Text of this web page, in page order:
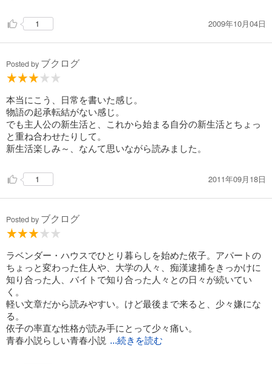
1 2009年10月04日
Posted by ブクログ
本当にこう、日常を書いた感じ。
物語の起承転結がない感じ。
でも主人公の新生活と、これから始まる自分の新生活とちょっ
と重ね合わせたりして。
新生活楽しみ～、なんて思いながら読みました。
1 2011年09月18日
Posted by ブクログ
ラベンダー・ハウスでひとり暮らしを始めた依子。アパートの
ちょっと変わった住人や、大学の人々、痴漢逮捕をきっかけに
知り合った人、バイトで知り合った人々との日々が続いてい
く。
軽い文章だから読みやすい。けど最後まで来ると、少々嫌にな
る。
依子の率直な性格が読み手にとって少々痛い。
青春小説らしい青春小説 ...続きを読む